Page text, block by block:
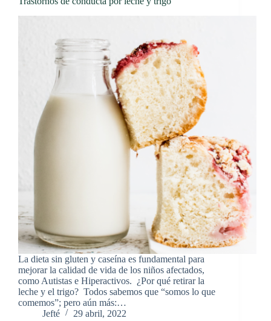
La dieta sin gluten y caseína es fundamental para
mejorar la calidad de vida de los niños afectados,
como Autistas e Hiperactivos. ¿Por qué retirar la
leche y el trigo? Todos sabemos que “somos lo que
comemos”; pero aún más:…
Jefté
29 abril, 2022